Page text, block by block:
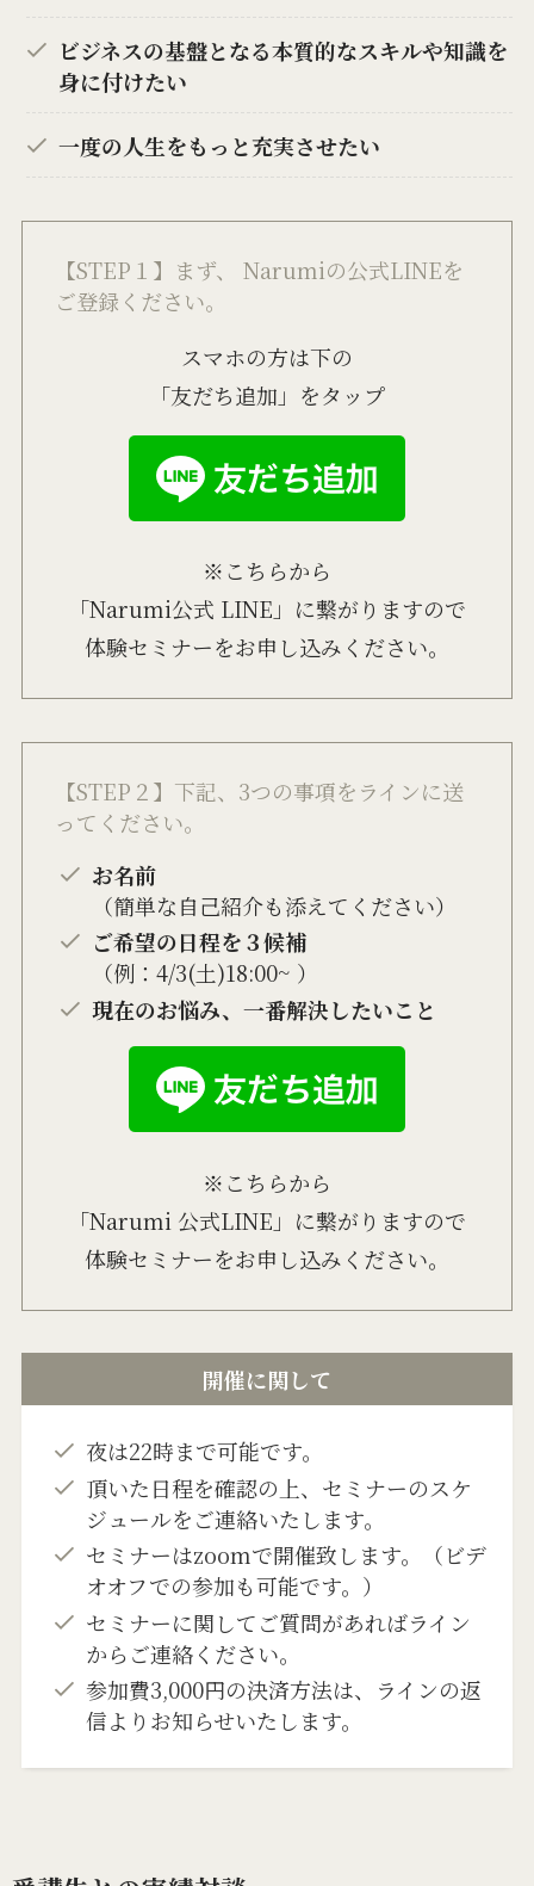
ビジネスの基盤となる本質的なスキルや知識を
身に付けたい
一度の人生をもっと充実させたい
【STEP１】まず、 Narumiの公式LINEを
ご登録ください。
スマホの方は下の
「友だち追加」をタップ
※こちらから
「Narumi公式 LINE」に繋がりますので
体験セミナーをお申し込みください。
【STEP２】下記、3つの事項をラインに送
ってください。
お名前
（簡単な自己紹介も添えてください）
ご希望の日程を３候補
（例：4/3(土)18:00~ ）
現在のお悩み、一番解決したいこと
※こちらから
「Narumi 公式LINE」に繋がりますので
体験セミナーをお申し込みください。
開催に関して
夜は22時まで可能です。
頂いた日程を確認の上、セミナーのスケ
ジュールをご連絡いたします。
セミナーはzoomで開催致します。（ビデ
オオフでの参加も可能です。）
セミナーに関してご質問があればライン
からご連絡ください。
参加費3,000円の決済方法は、ラインの返
信よりお知らせいたします。